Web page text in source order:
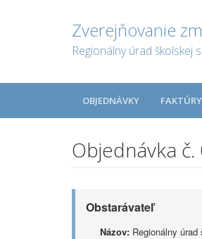
Zverejňovanie
Regionálny úrad školskej
OBJEDNÁVKY FAKTÚRY
Objednávka
Obstarávateľ
Názov: Regionálny